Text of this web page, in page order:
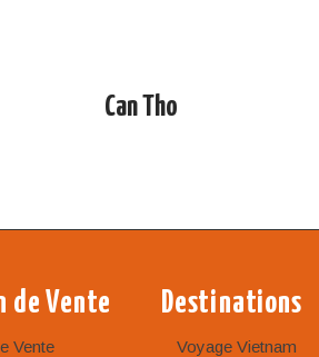
Can Tho
de Vente
Vente
Destinations
Voyage Vietnam